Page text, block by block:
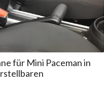
für Mini Paceman in